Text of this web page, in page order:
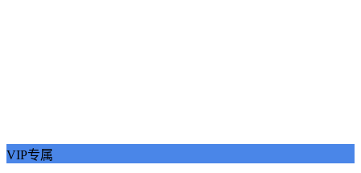
VIP专属